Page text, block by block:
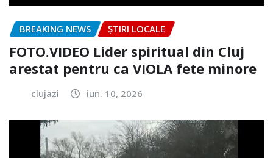
BREAKING NEWS ȘTIRI LOCALE
FOTO.VIDEO Lider spiritual din Cluj
arestat pentru ca VIOLA fete minore
clujazi iun. 10, 2026